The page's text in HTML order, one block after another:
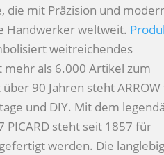
die mit Präzision und
Handwerker weltweit.
weitreichendes
als 6.000 Artikel zum
über 90 Jahren steht
und DIY. Mit dem
PICARD steht seit 1857 für
werden. Die